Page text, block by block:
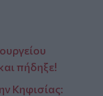
πήδηξε!
Κηφισίας: